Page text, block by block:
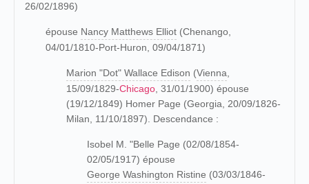
26/02/1896)
épouse Nancy Matthews Elliot (Chenango,
04/01/1810-Port-Huron, 09/04/1871)
Marion "Dot" Wallace Edison (Vienna
15/09/1829-Chicago , 31/01/1900) épouse
(19/12/1849) Homer Page (Georgia, 20/09/1826-
Milan, 11/10/1897). Descendance :
Isobel M. "Belle Page (02/08/1854-
02/05/1917) épouse
George Washington Ristine (03/03/1846-